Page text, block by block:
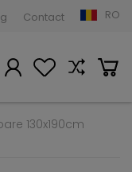
Contact RO
130x190cm